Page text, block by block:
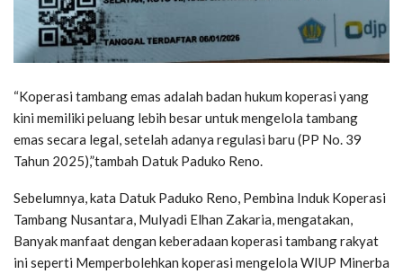
“Koperasi tambang emas adalah badan hukum koperasi yang
kini memiliki peluang lebih besar untuk mengelola tambang
emas secara legal, setelah adanya regulasi baru (PP No. 39
Tahun 2025),”tambah Datuk Paduko Reno.
Sebelumnya, kata Datuk Paduko Reno, Pembina Induk Koperasi
Tambang Nusantara, Mulyadi Elhan Zakaria, mengatakan,
Banyak manfaat dengan keberadaan koperasi tambang rakyat
ini seperti Memperbolehkan koperasi mengelola WIUP Minerba